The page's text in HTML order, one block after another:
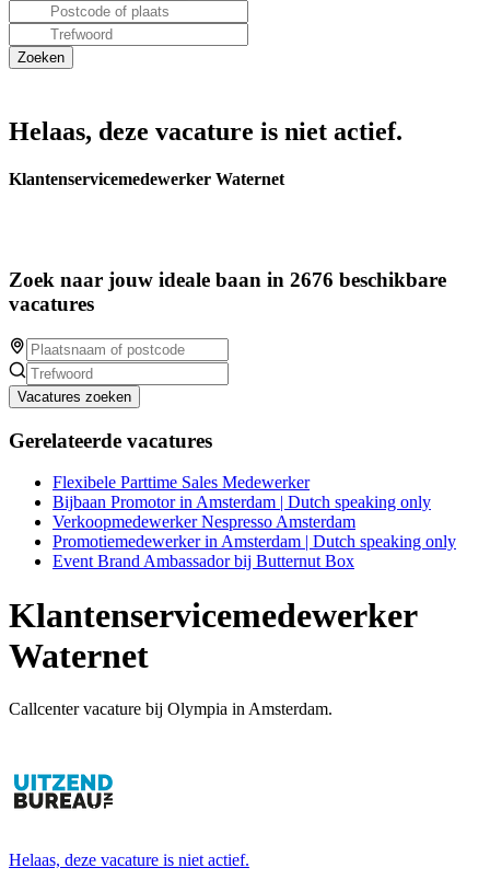
Helaas, deze vacature is niet actief.
Klantenservicemedewerker Waternet
Zoek naar jouw ideale baan in 2676 beschikbare
vacatures
Vacatures zoeken
Gerelateerde vacatures
Flexibele Parttime Sales Medewerker
Bijbaan Promotor in Amsterdam | Dutch speaking only
Verkoopmedewerker Nespresso Amsterdam
Promotiemedewerker in Amsterdam | Dutch speaking only
Event Brand Ambassador bij Butternut Box
Klantenservicemedewerker
Waternet
Callcenter vacature bij Olympia in Amsterdam.
Helaas, deze vacature is niet actief.